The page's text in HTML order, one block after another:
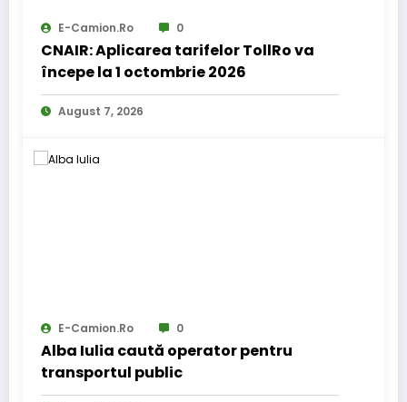
E-Camion.ro 0
CNAIR: Aplicarea tarifelor TollRo va
începe la 1 octombrie 2026
August 7, 2026
E-Camion.ro 0
Alba Iulia caută operator pentru
transportul public